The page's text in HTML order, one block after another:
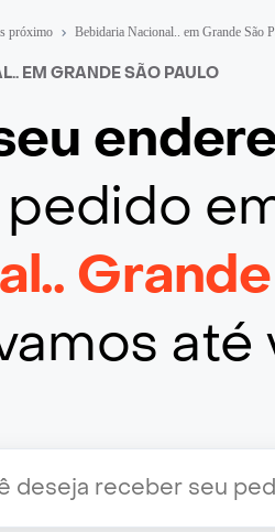
próximo Bebidaria Nacional.. em Grande São
EM GRANDE SÃO PAULO
até